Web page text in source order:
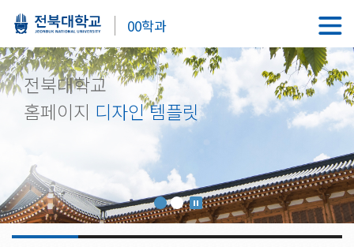
00학과
전북대학교
홈페이지 디자인 템플릿